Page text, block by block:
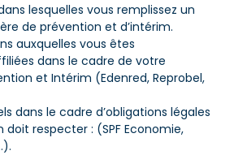
lesquelles vous remplissez un
de prévention et d’intérim.
auxquelles vous êtes
dans le cadre de votre
et Intérim (Edenred, Reprobel,
dans le cadre d’obligations légales
respecter : (SPF Economie,